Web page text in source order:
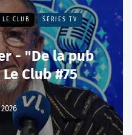
LE CLUB SÉRIES TV
- "De la pub
Club #75